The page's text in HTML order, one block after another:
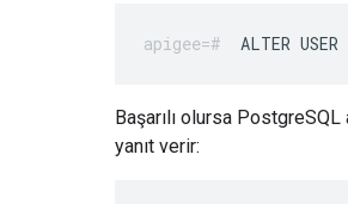
ALTER
Başarılı olursa
yanıt verir: